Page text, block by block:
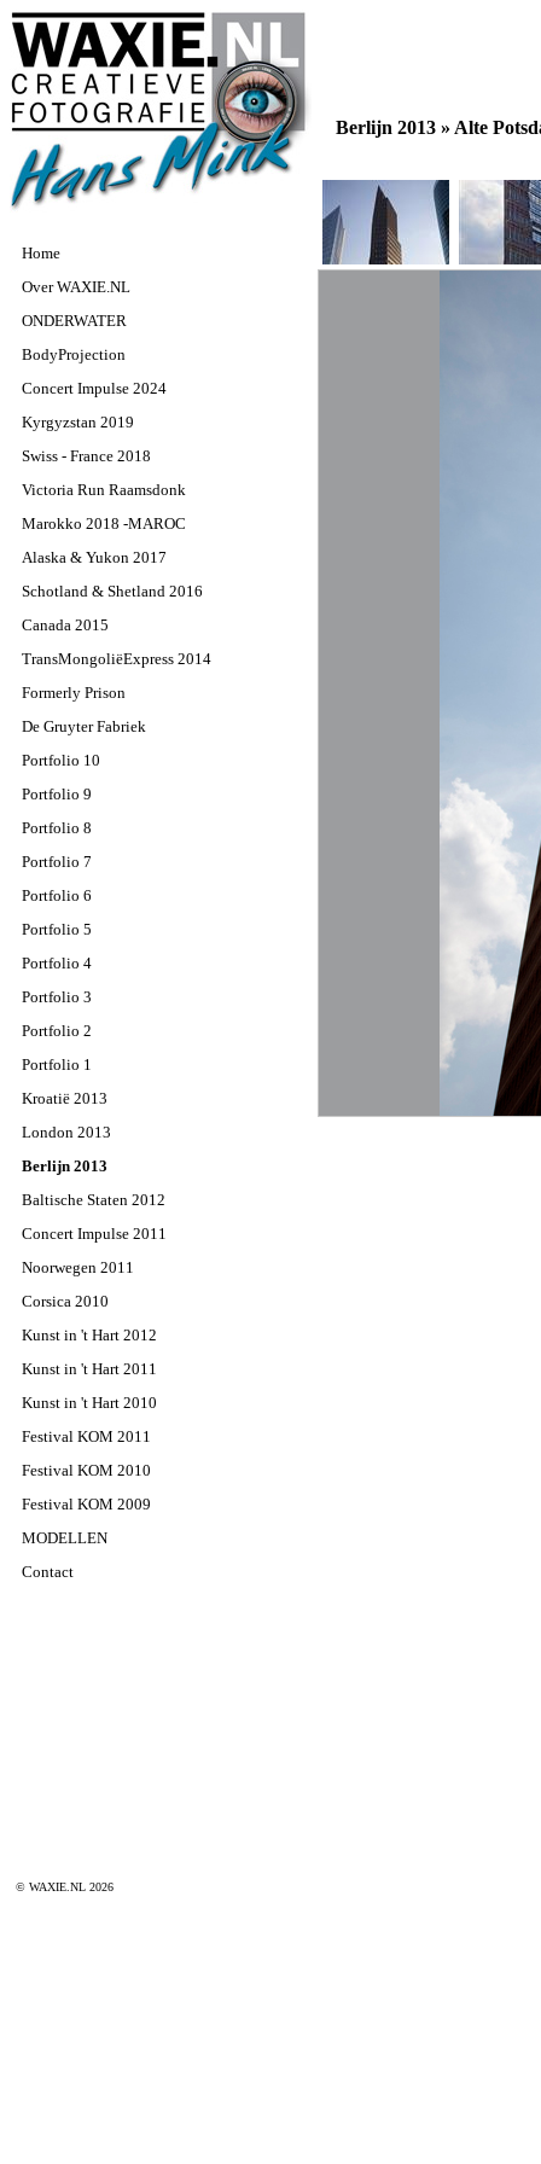
Home
Over WAXIE.NL
ONDERWATER
BodyProjection
Concert Impulse 2024
Kyrgyzstan 2019
Swiss - France 2018
Victoria Run Raamsdonk
Marokko 2018 -MAROC
Alaska & Yukon 2017
Schotland & Shetland 2016
Canada 2015
TransMongoliëExpress 2014
Formerly Prison
De Gruyter Fabriek
Portfolio 10
Portfolio 9
Portfolio 8
Portfolio 7
Portfolio 6
Portfolio 5
Portfolio 4
Portfolio 3
Portfolio 2
Portfolio 1
Kroatië 2013
London 2013
Berlijn 2013
Baltische Staten 2012
Concert Impulse 2011
Noorwegen 2011
Corsica 2010
Kunst in 't Hart 2012
Kunst in 't Hart 2011
Kunst in 't Hart 2010
Festival KOM 2011
Festival KOM 2010
Festival KOM 2009
MODELLEN
Contact
© WAXIE.NL 2026
Berlijn 2013 » Alte